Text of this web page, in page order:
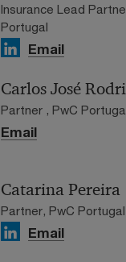
Insurance Lead
Portugal
Email
Carlos José
Partner , PwC
Email
Catarina Pereira
Partner, PwC Portugal
Email